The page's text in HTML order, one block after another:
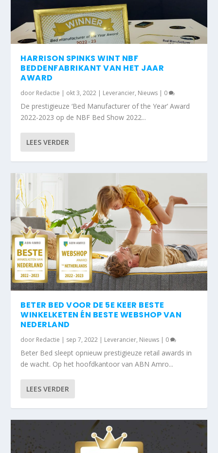
HARRISON SPINKS WINT NBF
BEDDENFABRIKANT VAN HET JAAR
AWARD
door Redactie | okt 3, 2022 | Leverancier, Nieuws | 0
De prestigieuze ‘Bed Manufacturer of the Year’ Award
2022-2023 op de NBF Bed Show 2022...
LEES VERDER
BETER BED VOOR DE 5E KEER BESTE
WINKELKETEN ÉN BESTE WEBSHOP VAN
NEDERLAND
door Redactie | sep 7, 2022 | Leverancier, Nieuws | 0
Beter Bed sleept opnieuw prestigieuze retail awards in
de wacht. Op het hoofdkantoor van ABN Amro...
LEES VERDER